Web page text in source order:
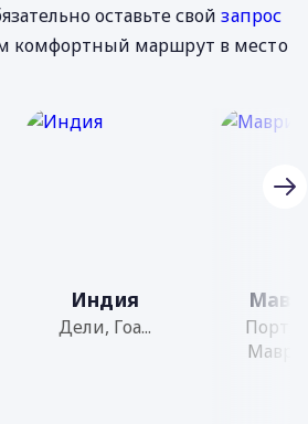
оставьте свойзапрос
комфортный маршрут в место
Индия
Дели, Гоа...
Порт-